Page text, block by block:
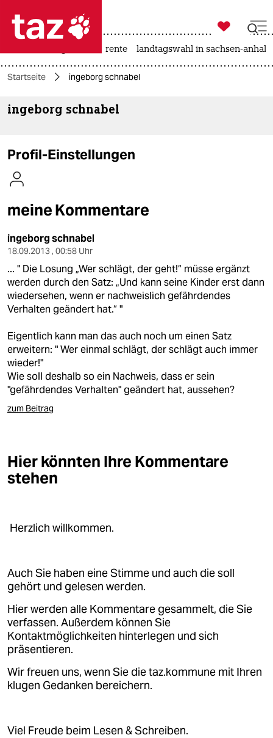
 taz zahl ich
taz zahl ich
themen
kultur
sport
berlin
nord
wahrheit
verlag
verlag
veranstaltungen
fragen & hilfe
unterstützen
genossenschaft

taz zahl ich
rente landtagswahl in sachsen-anhalt
Startseite ingeborg schnabel
ingeborg schnabel
Profil-Einstellungen
meine Kommentare
ingeborg schnabel
18.09.2013 , 00:58 Uhr
... " Die Losung „Wer schlägt, der geht!“ müsse ergänzt
werden durch den Satz: „Und kann seine Kinder erst dann
wiedersehen, wenn er nachweislich gefährdendes
Verhalten geändert hat.“ "
Eigentlich kann man das auch noch um einen Satz
erweitern: " Wer einmal schlägt, der schlägt auch immer
wieder!"
Wie soll deshalb so ein Nachweis, dass er sein
"gefährdendes Verhalten" geändert hat, aussehen?
zum Beitrag
Hier könnten Ihre Kommentare
stehen
Herzlich willkommen.
Auch Sie haben eine Stimme und auch die soll
gehört und gelesen werden.
Hier werden alle Kommentare gesammelt, die Sie
verfassen. Außerdem können Sie
Kontaktmöglichkeiten hinterlegen und sich
präsentieren.
Wir freuen uns, wenn Sie die taz.kommune mit Ihren
klugen Gedanken bereichern.
Viel Freude beim Lesen & Schreiben.